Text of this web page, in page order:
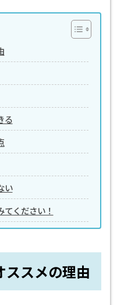
る
い
ください！
ススメの理由